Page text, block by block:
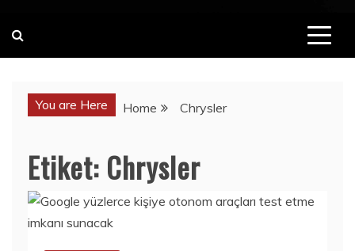
You are Here Home Chrysler
Etiket: Chrysler